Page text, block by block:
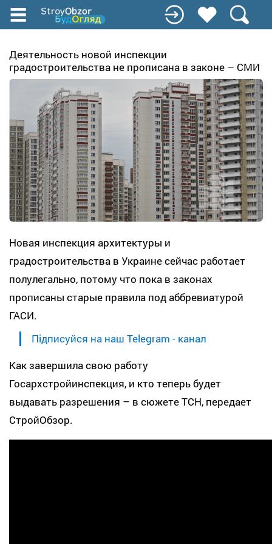
Перейти
до
вмісту
Деятельность новой инспекции
градостроительства не прописана в законе – СМИ
Новая инспекция архитектуры и
градостроительства в Украине сейчас работает
полулегально, потому что пока в законах
прописаны старые правила под аббревиатурой
ГАСИ.
Підписуйся на наш Telegram - канал
Как завершила свою работу
Госархстройинспекция, и кто теперь будет
выдавать разрешения – в сюжете ТСН, передает
СтройОбзор.